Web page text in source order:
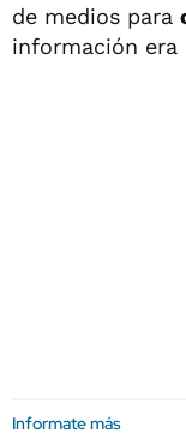
de medios para
información era
Informate más